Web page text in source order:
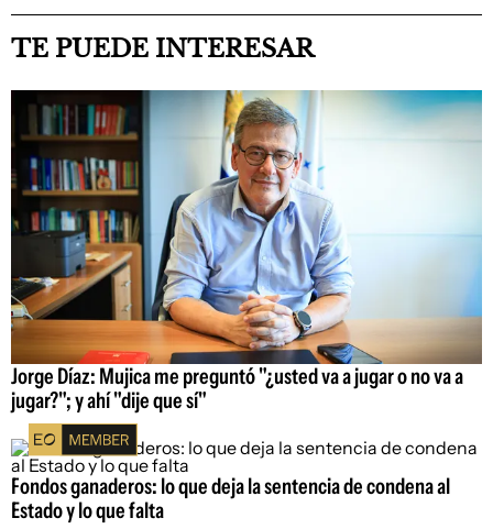
TE PUEDE INTERESAR
Jorge Díaz: Mujica me preguntó "¿usted va a jugar o no va a
jugar?"; y ahí "dije que sí"
Fondos ganaderos: lo que deja la sentencia de condena al
Estado y lo que falta